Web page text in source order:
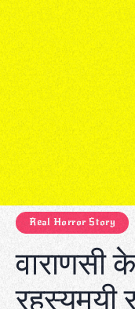
Real Horror Story
वाराणसी
रहस्यमयी